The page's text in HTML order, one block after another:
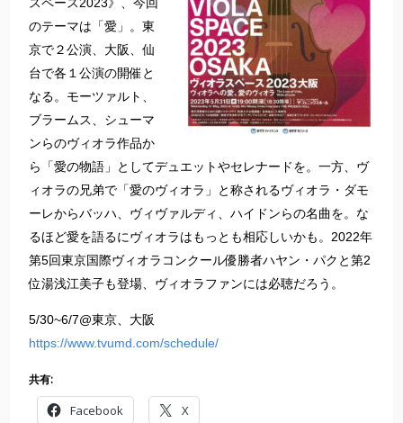
スペース2023》、今回
のテーマは「愛」。東
京で２公演、大阪、仙
台で各１公演の開催と
なる。モーツァルト、
ブラームス、シューマ
ンらのヴィオラ作品か
ら「愛の物語」としてデュエットやセレナードを。一方、ヴ
ィオラの兄弟で「愛のヴィオラ」と称されるヴィオラ・ダモ
ーレからバッハ、ヴィヴァルディ、ハイドンらの名曲を。な
るほど愛を語るにヴィオラはもっとも相応しいかも。2022年
第5回東京国際ヴィオラコンクール優勝者ハヤン・パクと第2
位湯浅江美子も登場、ヴィオラファンには必聴だろう。
5/30~6/7@東京、大阪
https://www.tvumd.com/schedule/
共有:
Facebook X